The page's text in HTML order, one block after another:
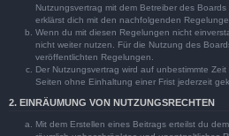
Nutzungsvertrag mit dem Betreiber des Boards
erklärst dich mit den nachfolgenden
Wenn du mit diesen Regelungen nicht
nicht weiter nutzen. Für die Nutzung des
veröffentlichten Regelungen.
Der Nutzungsvertrag wird auf unbestimmte
Seiten ohne Einhaltung einer Frist jederzeit
2. EINRÄUMUNG VON NUTZUNGSRECHTEN
Mit dem Erstellen eines Beitrags erteilst du